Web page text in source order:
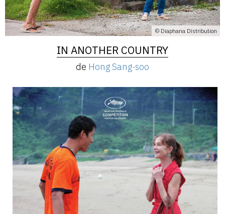
© Diaphana Distribution
IN ANOTHER COUNTRY
de Hong Sang-soo